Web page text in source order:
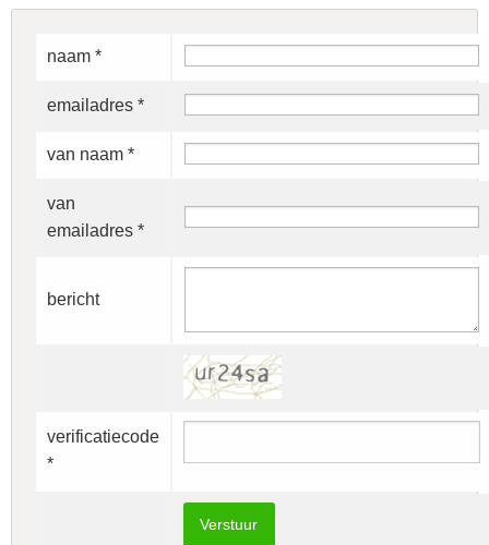
naam *
emailadres *
van naam *
van
emailadres *
bericht
verificatiecode
*